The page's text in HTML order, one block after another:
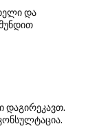
და
დაგირეკავთ.